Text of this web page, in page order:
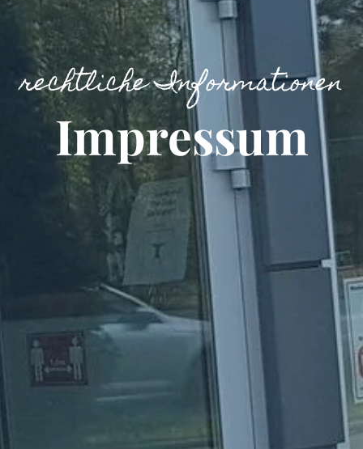
rechtliche Informationen
Impressum